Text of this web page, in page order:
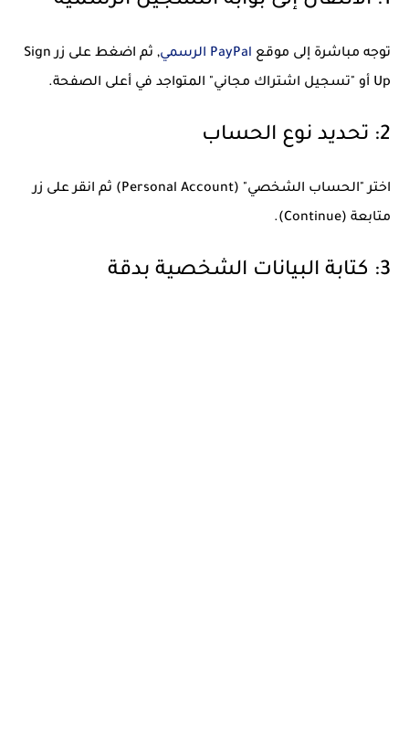
توجه مباشرة إلى موقع PayPal الرسمي
, ثم اضغط على زر Sign
Up أو "تسجيل اشتراك مجاني" المتواجد في أعلى الصفحة.
2: تحديد نوع الحساب
اختر "الحساب الشخصي" (Personal Account) ثم انقر على زر
متابعة (Continue).
3: كتابة البيانات الشخصية بدقة